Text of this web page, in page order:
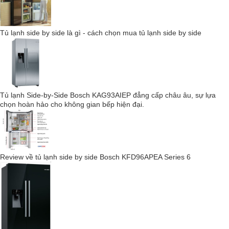
Miele@home, bạn có thể kết nối các thiết bị gia dụng của mình
một cách khéo léo – để có thêm nhiều lựa chọn.
Với hệ thống Miele@home cải tiến của chúng tôi, bạn có thể khai
Tủ lạnh side by side là gì - cách chọn mua tủ lạnh side by side
Tủ lạnh Side-by-Side Bosch KAG93AIEP đẳng cấp châu âu, sự lựa
chọn hoàn hảo cho không gian bếp hiện đại.
Review về tủ lạnh side by side Bosch KFD96APEA Series 6